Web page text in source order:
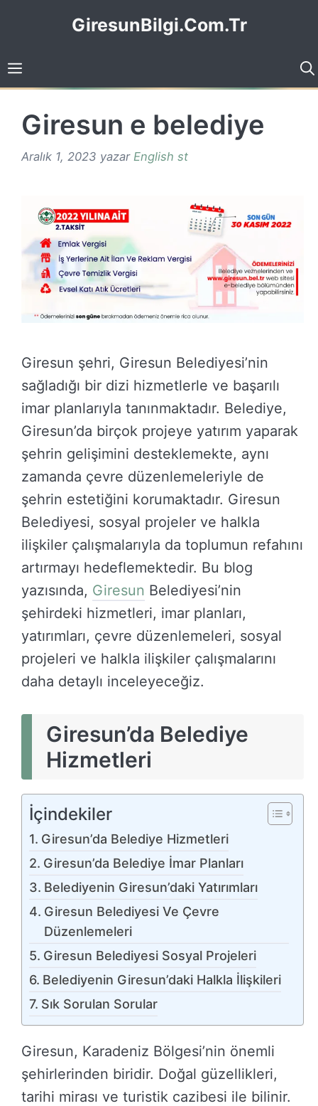
GiresunBilgi.Com.Tr
Giresun e belediye
Aralık 1, 2023 yazar English st
Giresun şehri, Giresun Belediyesi’nin
sağladığı bir dizi hizmetlerle ve başarılı
imar planlarıyla tanınmaktadır. Belediye,
Giresun’da birçok projeye yatırım yaparak
şehrin gelişimini desteklemekte, aynı
zamanda çevre düzenlemeleriyle de
şehrin estetiğini korumaktadır. Giresun
Belediyesi, sosyal projeler ve halkla
ilişkiler çalışmalarıyla da toplumun refahını
artırmayı hedeflemektedir. Bu blog
yazısında, Giresun Belediyesi’nin
şehirdeki hizmetleri, imar planları,
yatırımları, çevre düzenlemeleri, sosyal
projeleri ve halkla ilişkiler çalışmalarını
daha detaylı inceleyeceğiz.
Giresun’da Belediye
Hizmetleri
İçindekiler
Giresun’da Belediye Hizmetleri
Giresun’da Belediye İmar Planları
Belediyenin Giresun’daki Yatırımları
Giresun Belediyesi Ve Çevre
Düzenlemeleri
Giresun Belediyesi Sosyal Projeleri
Belediyenin Giresun’daki Halkla İlişkileri
Sık Sorulan Sorular
Giresun, Karadeniz Bölgesi’nin önemli
şehirlerinden biridir. Doğal güzellikleri,
tarihi mirası ve turistik cazibesi ile bilinir.